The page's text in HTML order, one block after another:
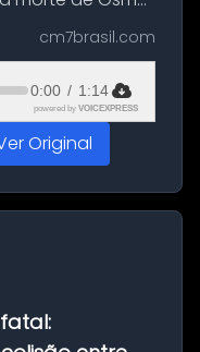
no município
no interior do
cm7brasil.com
0:00 / 1:14
powered by VOICEXPRESS
Original